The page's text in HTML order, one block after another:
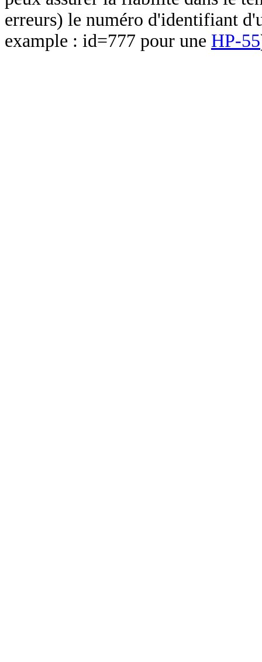
erreurs) le numéro d'identifiant
example : id=777 pour une HP-55